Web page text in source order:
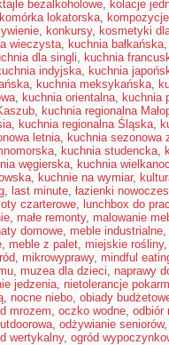
bezalkoholowe, kolacje
komórka lokatorska,
, konkursy, kosmetyki
wieczysta, kuchnia bałkańska
dla singli, kuchnia
indyjska, kuchnia
, kuchnia meksykańska,
, kuchnia orientalna, kuchnia
, kuchnia regionalna
, kuchnia regionalna Śląska,
letnia, kuchnia sezonowa
, kuchnia studencka,
węgierska, kuchnia
, kuchnie na wymiar,
, last minute, łazienki
loty czarterowe, lunchbox do
, małe remonty, malowanie
domowe, meble industrialne,
, meble z palet, miejskie rośliny
, mikrowyprawy, mindful
, muzea dla dzieci, naprawy
jedzenia, nietolerancje
, nocne niebo, obiady
mrozem, oczko wodne, odbiór
, odżywianie seniorów
wertykalny, ogród